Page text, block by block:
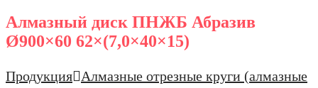
Алмазный диск ПНЖБ Абразив
Ø900×60 62×(7,0×40×15)
Продукция
Алмазные отрезные круги (алмазные